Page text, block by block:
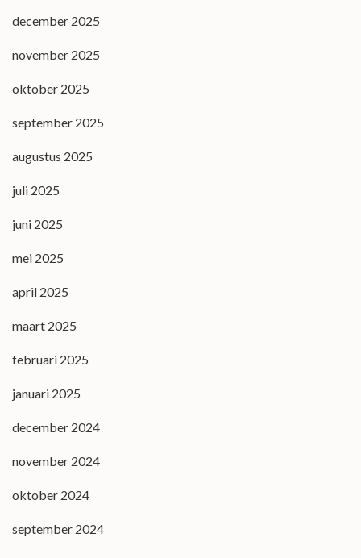
december 2025
november 2025
oktober 2025
september 2025
augustus 2025
juli 2025
juni 2025
mei 2025
april 2025
maart 2025
februari 2025
januari 2025
december 2024
november 2024
oktober 2024
september 2024